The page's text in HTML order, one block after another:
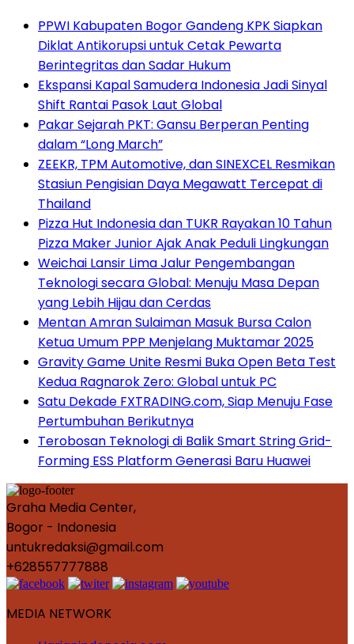
PPWI Kabupaten Bogor Gandeng KPK Siapkan
Diklat Antikorupsi untuk Cetak Pewarta
Berintegritas dan Sadar Hukum
Ekspansi Kapal Samudera Indonesia Jadi Sinyal
Shift Rantai Pasok Laut Global
Pakar Sejarah PKT: Gansu Berperan Penting
dalam “Long March”
ZEEKR, TPM Automotive, dan SINEXCEL Resmikan
Stasiun Pengisian Daya Megawatt Tercepat di
Thailand
Pizza Hut Indonesia dan TUKR Rayakan 10 Tahun
Pizza Maker Junior Ajak Anak Peduli Lingkungan
Weichai Lansir Lima Jalur Pengembangan
Teknologi secara Global: Menuju Masa Depan
yang Lebih Hijau dan Cerdas
Mentan Amran Sulaiman Masuk Bursa Calon
Ketua Umum PPP Menjelang Muktamar 2025
Gravity Game Unite Resmi Buka Open Beta Test
Kedua Ragnarok Zero: Global untuk PC
Satu Dekade FXTRADING.com, Siap Menuju Fase
Pertumbuhan Berikutnya
Terobosan Teknologi di Balik Smart String Grid-
Forming ESS Platform Generasi Baru Huawei
Graha Media Center,
Bogor - Indonesia
untukredaksi@gmail.com
+628557777888
MEDIA NETWORK